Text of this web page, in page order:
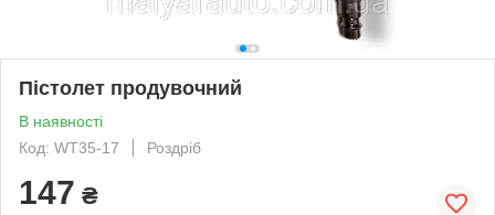
Пістолет продувочний
В наявності
Код: WT35-17
Роздріб
147 ₴